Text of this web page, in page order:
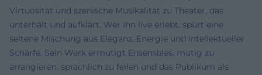
Virtuosität und szenische Musikalität zu Theater, das
unterhält und aufklärt. Wer ihn live erlebt, spürt eine
seltene Mischung aus Eleganz, Energie und intellektueller
Schärfe. Sein Werk ermutigt Ensembles, mutig zu
arrangieren, sprachlich zu feilen und das Publikum als